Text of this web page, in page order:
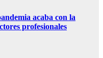
acaba con la
profesionales